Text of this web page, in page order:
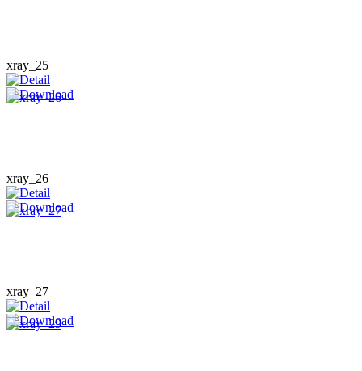
xray_25
xray_26
xray_27